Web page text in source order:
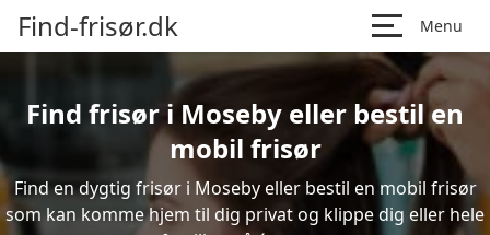
Find-frisør.dk Menu
Find frisør i Moseby eller bestil en
mobil frisør
Find en dygtig frisør i Moseby eller bestil en mobil frisør
som kan komme hjem til dig privat og klippe dig eller hele